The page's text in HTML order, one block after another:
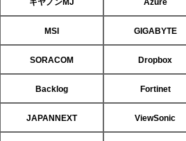
MSI GIGABYTE
SORACOM Dropbox
Backlog Fortinet
JAPANNEXT ViewSonic